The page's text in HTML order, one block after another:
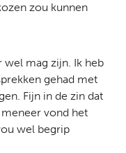
zou kunnen
wel mag zijn. Ik heb
gehad met
Fijn in de zin dat
vond het
wel begrip